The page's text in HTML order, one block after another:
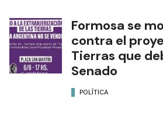
Formosa se
contra el
Tierras que
Senado
POLÍTICA